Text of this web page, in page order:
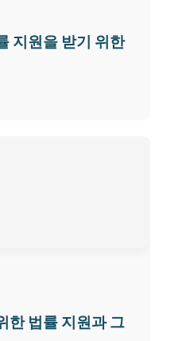
지원을 받기 위한
한 법률 지원과 그